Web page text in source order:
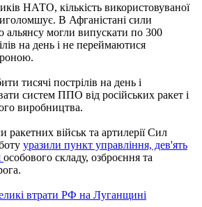
НАТО, кількість використовуваної
В Афганістані сили
альянсу могли випускати по 300
на день і не переймаютися
тисячі пострілів на день і
систем ППО від російських ракет і
виробництва.
ракетних військ та артилерії Сил
уразили пункт управління, дев'ять
особового складу, озброєння та
втрати РФ на Луганщині